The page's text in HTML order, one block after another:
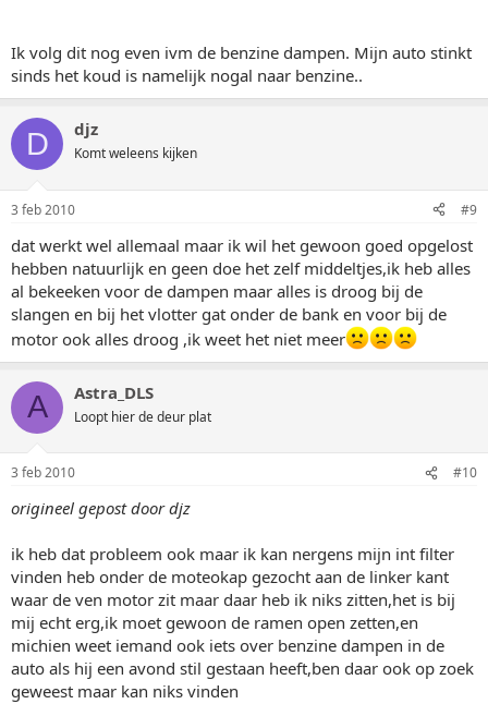
Ik volg dit nog even ivm de benzine dampen. Mijn auto stinkt
sinds het koud is namelijk nogal naar benzine..
D djz
Komt weleens kijken
3 feb 2010 #9
dat werkt wel allemaal maar ik wil het gewoon goed opgelost
hebben natuurlijk en geen doe het zelf middeltjes,ik heb alles
al bekeeken voor de dampen maar alles is droog bij de
slangen en bij het vlotter gat onder de bank en voor bij de
motor ook alles droog ,ik weet het niet meer
A Astra_DLS
Loopt hier de deur plat
3 feb 2010 #10
origineel gepost door djz
ik heb dat probleem ook maar ik kan nergens mijn int filter
vinden heb onder de moteokap gezocht aan de linker kant
waar de ven motor zit maar daar heb ik niks zitten,het is bij
mij echt erg,ik moet gewoon de ramen open zetten,en
michien weet iemand ook iets over benzine dampen in de
auto als hij een avond stil gestaan heeft,ben daar ook op zoek
geweest maar kan niks vinden